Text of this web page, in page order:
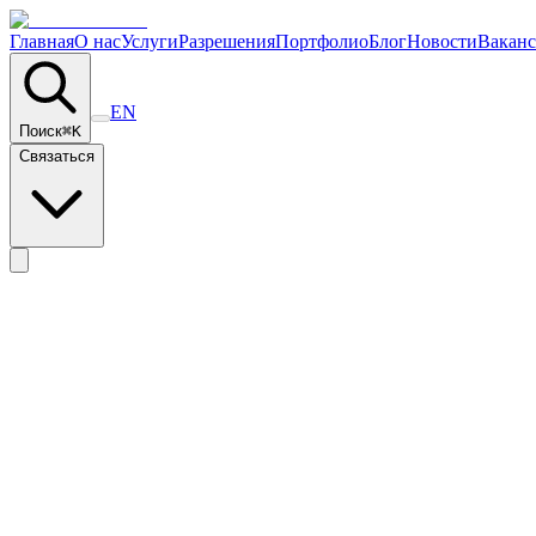
ГлавнаяО насУслугиРазрешенияПортфолиоБлогНовости
Поиск⌘K
EN
Связаться